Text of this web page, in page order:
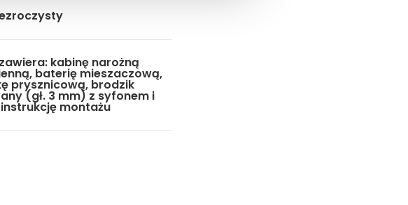
kabinę narożną
baterię mieszaczową,
prysznicową, brodzik
(gł. 3 mm) z syfonem i
montażu